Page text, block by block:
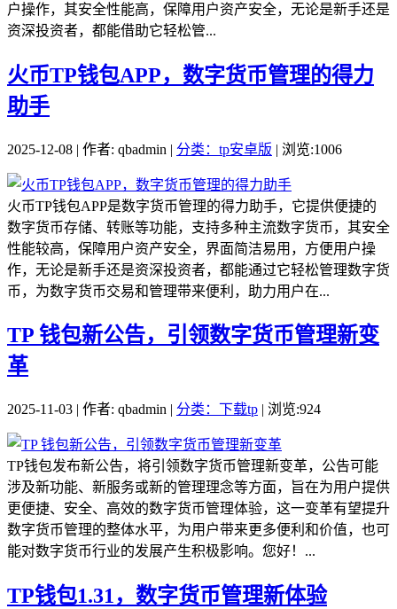
户操作，其安全性能高，保障用户资产安全，无论是新手还是
资深投资者，都能借助它轻松管...
火币TP钱包APP，数字货币管理的得力
助手
2025-12-08 | 作者: qbadmin | 分类：tp安卓版 | 浏览:1006
火币TP钱包APP是数字货币管理的得力助手，它提供便捷的
数字货币存储、转账等功能，支持多种主流数字货币，其安全
性能较高，保障用户资产安全，界面简洁易用，方便用户操
作，无论是新手还是资深投资者，都能通过它轻松管理数字货
币，为数字货币交易和管理带来便利，助力用户在...
TP 钱包新公告，引领数字货币管理新变
革
2025-11-03 | 作者: qbadmin | 分类：下载tp | 浏览:924
TP钱包发布新公告，将引领数字货币管理新变革，公告可能
涉及新功能、新服务或新的管理理念等方面，旨在为用户提供
更便捷、安全、高效的数字货币管理体验，这一变革有望提升
数字货币管理的整体水平，为用户带来更多便利和价值，也可
能对数字货币行业的发展产生积极影响。您好！...
TP钱包1.31，数字货币管理新体验